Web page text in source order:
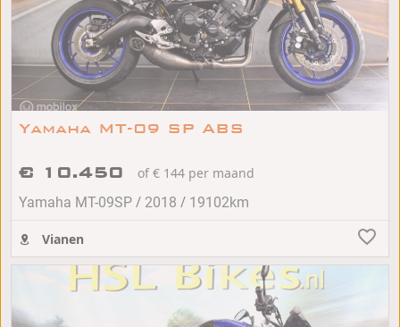
Yamaha MT-09 SP ABS
€ 10.450
of € 144 per maand
Yamaha MT-09SP / 2018 / 19102km
Vianen